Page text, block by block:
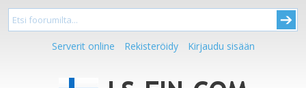
Serverit online Rekisteröidy Kirjaudu sisään